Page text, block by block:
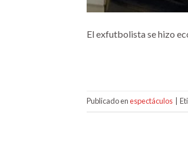
El exfutbolista se hizo
Publicado enespectáculos